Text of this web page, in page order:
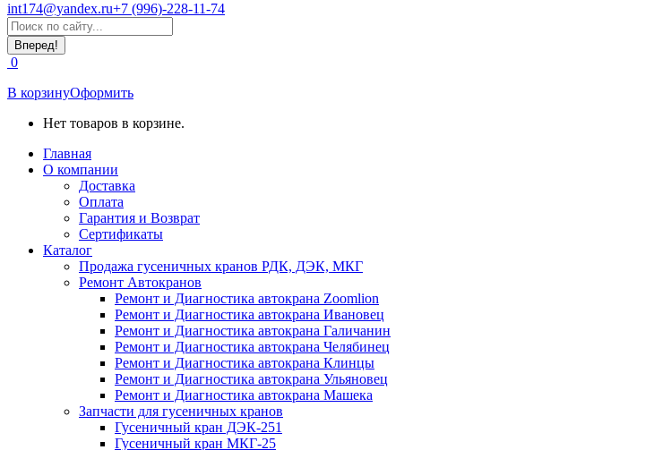
int174@yandex.ru+7 (996)-228-11-74
Страница
WhatsApp
открывается
в
новом
окне
Поиск:
0
В корзинуОформить
Нет товаров в корзине.
Главная
О компании
Доставка
Оплата
Гарантия и Возврат
Сертификаты
Каталог
Продажа гусеничных кранов РДК, ДЭК, МКГ
Ремонт Автокранов
Ремонт и Диагностика автокрана Zoomlion
Ремонт и Диагностика автокрана Ивановец
Ремонт и Диагностика автокрана Галичанин
Ремонт и Диагностика автокрана Челябинец
Ремонт и Диагностика автокрана Клинцы
Ремонт и Диагностика автокрана Ульяновец
Ремонт и Диагностика автокрана Машека
Запчасти для гусеничных кранов
Гусеничный кран ДЭК-251
Гусеничный кран МКГ-25